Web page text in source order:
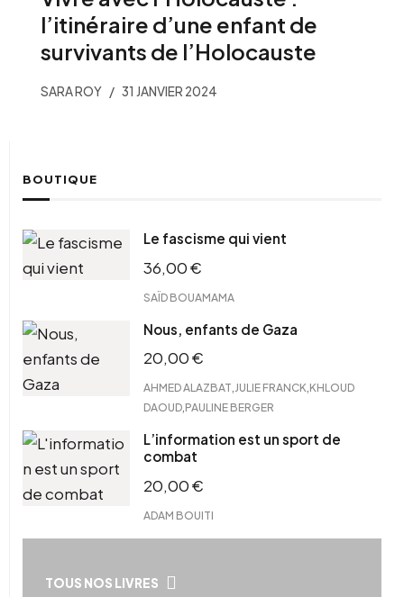
l’itinéraire d’une enfant de
survivants de l’Holocauste
SARA ROY 31 JANVIER 2024
BOUTIQUE
Le fascisme qui vient
36,00€
SAÏD BOUAMAMA
Nous, enfants de Gaza
20,00€
AHMED ALAZBAT JULIE FRANCK KHLOUD
DAOUD PAULINE BERGER
L’information est un sport de
combat
20,00€
ADAM BOUITI
TOUS NOS LIVRES